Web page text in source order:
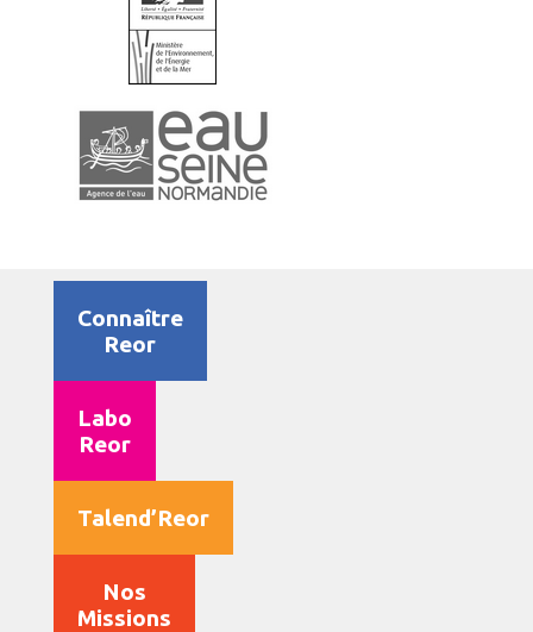
Connaître
Reor
Labo
Reor
Talend’Reor
Nos
Missions